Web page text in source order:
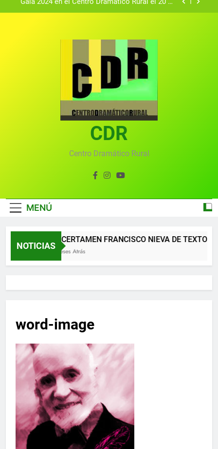
Gala 2024 en el Centro Dramático Rural el 20 de
convocado por el Centro Dramático Rural de Mira
(Cuenca)
Gala anual virtual del Centro Dramático Rural de
Gala del Centro Dramático Rural 2025
Gala 2024 en el Centro Dramático Rural el 20 de
Textos seleccionados en el VI Certamen
Francisco Nieva de piezas breves teatrales
convocado por el Centro Dramático Rural de Mira
Gala anual virtual del Centro Dramático Rural de
CDR
Centro Dramático Rural
MENÚ
NOTICIAS
XII CERTAMEN FRANCISCO NIEVA DE TEXTOS
2 Meses Atrás
word-image